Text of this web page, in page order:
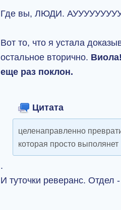
Где вы, ЛЮДИ.
Вот то, что я устала
остальное вторично.
еще раз поклон.
Цитата
целенаправленно
которая просто выполянет
.
И туточки реверанс. Отдел